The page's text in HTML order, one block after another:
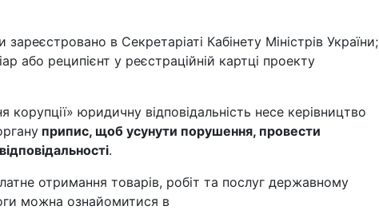
в Секретаріаті Кабінету Міністрів України;
або реципієнт у реєстраційній картці проекту
юридичну відповідальність несе керівництво
припис, щоб усунути порушення, провести
.
отримання товарів, робіт та послуг державному
можна ознайомитися в